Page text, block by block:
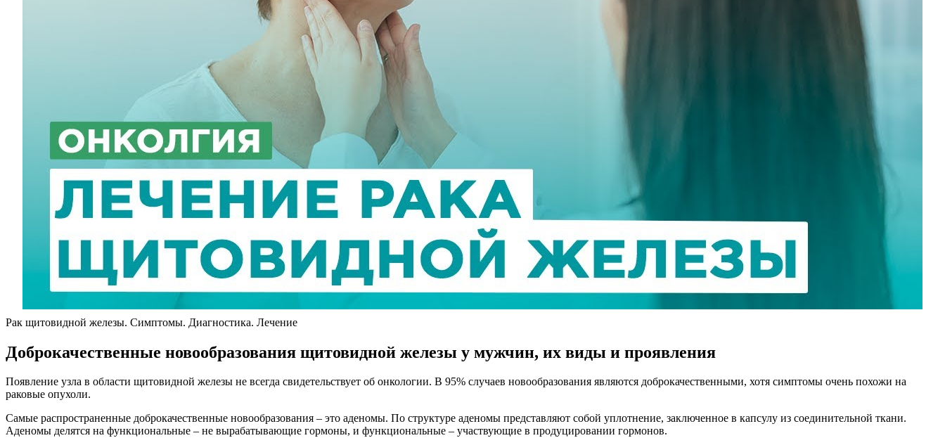
Рак щитовидной железы. Симптомы. Диагностика. Лечение
Доброкачественные новообразования щитовидной железы у мужчин, их виды и проявления
Появление узла в области щитовидной железы не всегда свидетельствует об онкологии. В 95% случаев новообразования являются доброкачественными, хотя симптомы очень похожи на
раковые опухоли.
Самые распространенные доброкачественные новообразования – это аденомы. По структуре аденомы представляют собой уплотнение, заключенное в капсулу из соединительной ткани.
Аденомы делятся на функциональные – не вырабатывающие гормоны, и функциональные – участвующие в продуцировании гормонов.